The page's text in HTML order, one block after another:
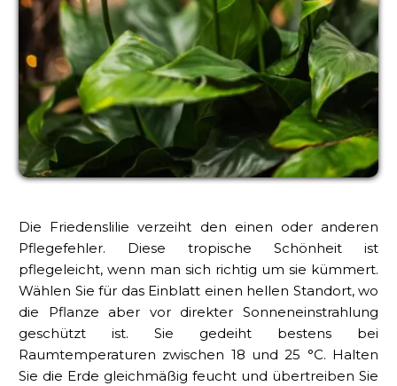
Die Friedenslilie verzeiht den einen oder anderen
Pflegefehler. Diese tropische Schönheit ist
pflegeleicht, wenn man sich richtig um sie kümmert.
Wählen Sie für das Einblatt einen hellen Standort, wo
die Pflanze aber vor direkter Sonneneinstrahlung
geschützt ist. Sie gedeiht bestens bei
Raumtemperaturen zwischen 18 und 25 °C. Halten
Sie die Erde gleichmäßig feucht und übertreiben Sie